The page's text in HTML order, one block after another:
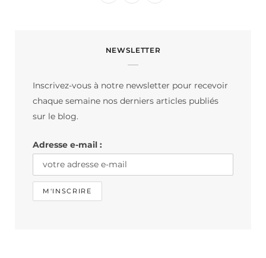
e
t
m
T
NEWSLETTER
Inscrivez-vous à notre newsletter pour recevoir
chaque semaine nos derniers articles publiés
sur le blog.
Adresse e-mail :